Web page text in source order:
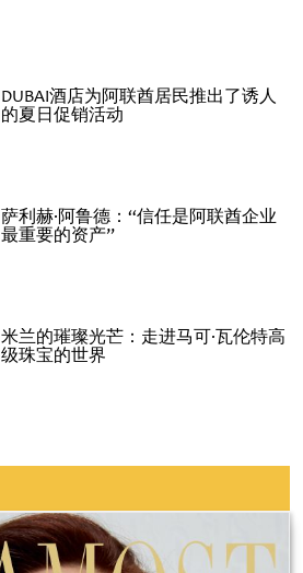
DUBAI酒店为阿联酋居民推出了诱人
的夏日促销活动
萨利赫·阿鲁德：“信任是阿联酋企业
最重要的资产”
米兰的璀璨光芒：走进马可·瓦伦特高
级珠宝的世界